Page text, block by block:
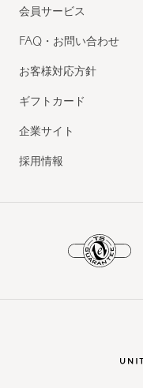
会員サービス
FAQ・お問い合わせ
お客様対応方針
ギフトカード
企業サイト
採用情報